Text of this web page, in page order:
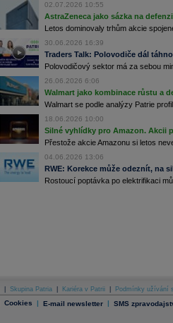
02.07.2026 10:55
AstraZeneca jako sázka na
Letos dominovaly trhům akcie
30.06.2026 16:39
Traders Talk: Polovodiče dál
Polovodičový sektor má za sebou
26.06.2026 6:06
Walmart jako kombinace růstu a
Walmart se podle analýzy Patrie
18.06.2026 10:00
Silné vyhlídky pro Amazon. Akcii
Přestože akcie Amazonu si letos
04.06.2026 13:06
RWE: Korekce může odeznít, na
Rostoucí poptávka po elektrifikaci
Skupina Patria Kariéra v Patrii Podmínky užívání
Cookies | E-mail newsletter | SMS